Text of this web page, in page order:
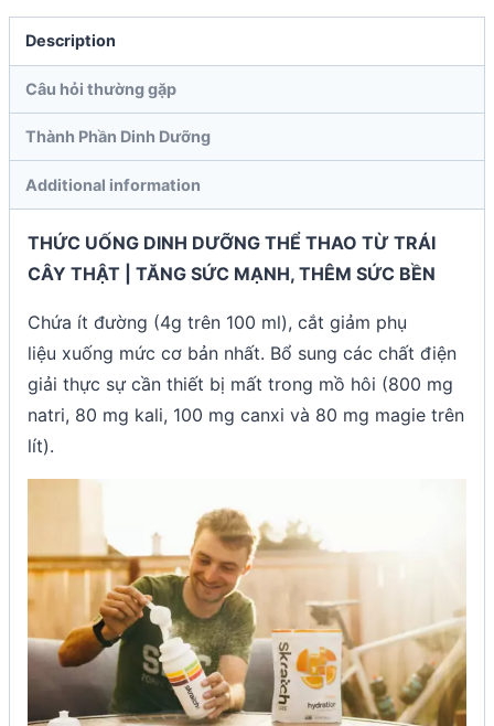
Description
Câu hỏi thường gặp
Thành Phần Dinh Dưỡng
Additional information
THỨC UỐNG DINH DƯỠNG THỂ THAO TỪ TRÁI
CÂY THẬT | TĂNG SỨC MẠNH, THÊM SỨC BỀN
Chứa ít đường (4g trên 100 ml), cắt giảm phụ
liệu xuống mức cơ bản nhất. Bổ sung các chất điện
giải thực sự cần thiết bị mất trong mồ hôi (800 mg
natri, 80 mg kali, 100 mg canxi và 80 mg magie trên
lít).